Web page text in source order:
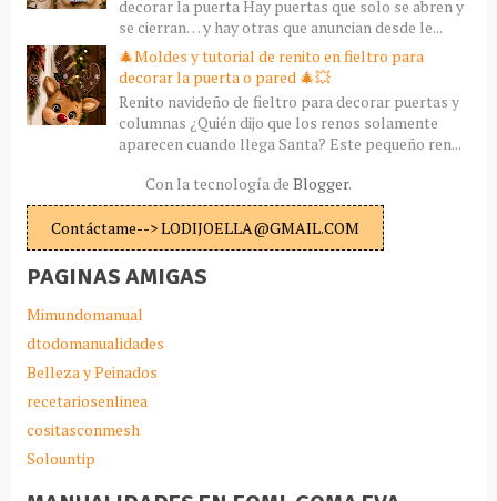
decorar la puerta Hay puertas que solo se abren y
se cierran… y hay otras que anuncian desde le...
🎄Moldes y tutorial de renito en fieltro para
decorar la puerta o pared 🎄💥
Renito navideño de fieltro para decorar puertas y
columnas ¿Quién dijo que los renos solamente
aparecen cuando llega Santa? Este pequeño ren...
Con la tecnología de Blogger.
Contáctame--> LODIJOELLA@GMAIL.COM
PAGINAS AMIGAS
Mimundomanual
dtodomanualidades
Belleza y Peinados
recetariosenlinea
cositasconmesh
Solountip